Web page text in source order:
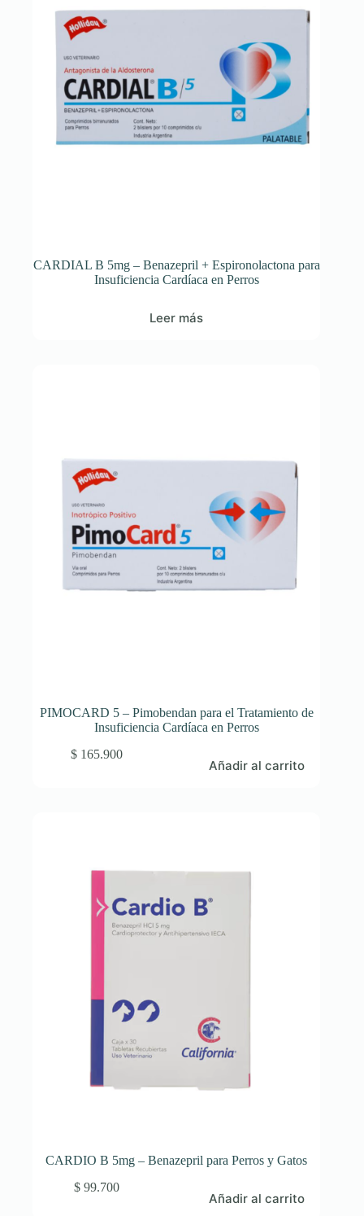
CARDIAL B 5mg – Benazepril + Espironolactona para
Insuficiencia Cardíaca en Perros
Leer más
PIMOCARD 5 – Pimobendan para el Tratamiento de
Insuficiencia Cardíaca en Perros
$165.900
Añadir al carrito
CARDIO B 5mg – Benazepril para Perros y Gatos
$99.700
Añadir al carrito